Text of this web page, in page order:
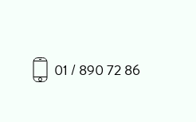
01 / 890 72 86